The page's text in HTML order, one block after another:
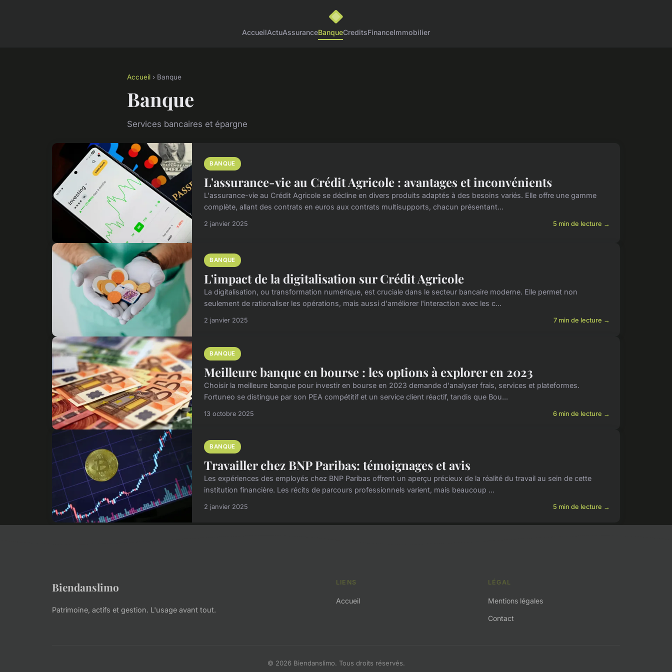
AccueilActuAssuranceBanqueCreditsFinanceImmobilier
Accueil › Banque
Banque
Services bancaires et épargne
BANQUE
L'assurance-vie au Crédit Agricole : avantages et inconvénients
L'assurance-vie au Crédit Agricole se décline en divers produits adaptés à des besoins variés. Elle offre une gamme
complète, allant des contrats en euros aux contrats multisupports, chacun présentant...
2 janvier 2025 5 min de lecture →
BANQUE
L'impact de la digitalisation sur Crédit Agricole
La digitalisation, ou transformation numérique, est cruciale dans le secteur bancaire moderne. Elle permet non
seulement de rationaliser les opérations, mais aussi d'améliorer l'interaction avec les c...
2 janvier 2025 7 min de lecture →
BANQUE
Meilleure banque en bourse : les options à explorer en 2023
Choisir la meilleure banque pour investir en bourse en 2023 demande d'analyser frais, services et plateformes.
Fortuneo se distingue par son PEA compétitif et un service client réactif, tandis que Bou...
13 octobre 2025 6 min de lecture →
BANQUE
Travailler chez BNP Paribas: témoignages et avis
Les expériences des employés chez BNP Paribas offrent un aperçu précieux de la réalité du travail au sein de cette
institution financière. Les récits de parcours professionnels varient, mais beaucoup ...
2 janvier 2025 5 min de lecture →
Biendanslimo
Patrimoine, actifs et gestion. L'usage avant tout.
LIENS
Accueil
LÉGAL
Mentions légales
Contact
© 2026 Biendanslimo. Tous droits réservés.